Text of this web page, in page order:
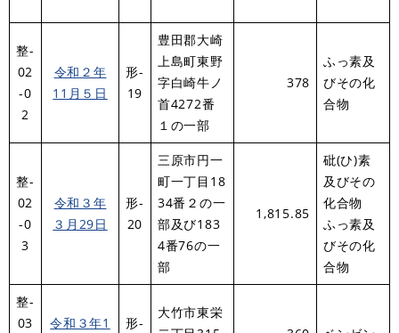
整-
02
-0
2
令和２年
11月５日
形-
19
豊田郡大崎
上島町東野
字白崎牛ノ
首4272番
１の一部
378
ふっ素及
びその化
合物
整-
02
-0
3
令和３年
３月29日
形-
20
三原市円一
町一丁目18
34番２の一
部及び183
4番76の一
部
1,815.85
砒(ひ)素
及びその
化合物
ふっ素及
びその化
合物
整-
03
令和３年1
形-
大竹市東栄